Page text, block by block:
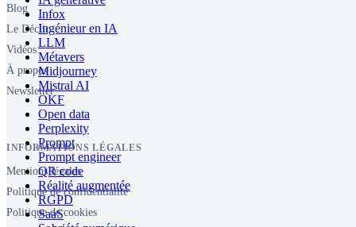
Infox
Ingénieur en IA
LLM
Métavers
Midjourney
Mistral AI
OKF
Open data
Perplexity
Prompt
Prompt engineer
QR code
Réalité augmentée
RGPD
SaaS
Blog
Le Déclic
Vidéos
À propos
Newsletter
INFORMATIONS LÉGALES
Mentions légales
Politique de confidentialité
Politique de cookies